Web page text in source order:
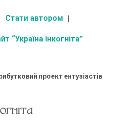
Стати автором
“Україна Інкогніта”
проект ентузіастів